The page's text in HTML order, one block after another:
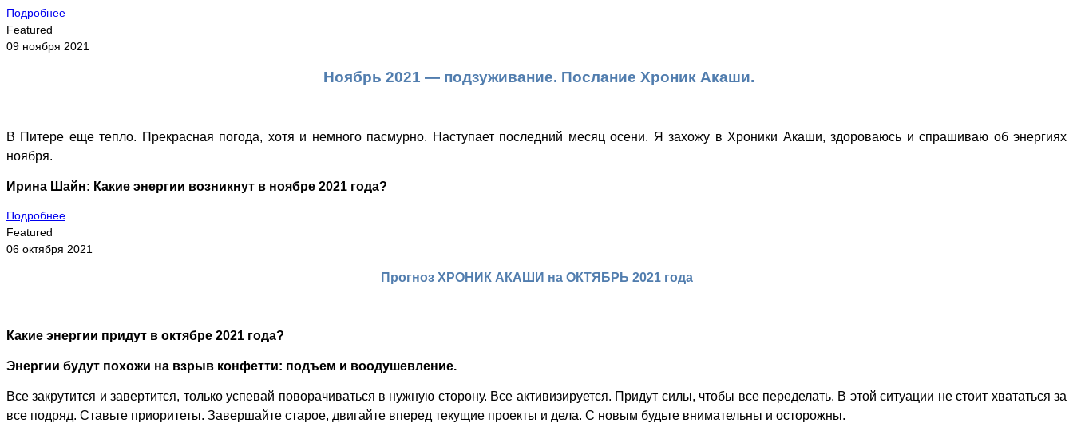
Подробнее
Featured
09 ноября 2021
Ноябрь 2021 — подзуживание. Послание Хроник Акаши.
В Питере еще тепло. Прекрасная погода, хотя и немного пасмурно. Наступает последний месяц осени. Я захожу в Хроники Акаши, здороваюсь и спрашиваю об энергиях
ноября.
Ирина Шайн: Какие энергии возникнут в ноябре 2021 года?
Подробнее
Featured
06 октября 2021
Прогноз ХРОНИК АКАШИ на ОКТЯБРЬ 2021 года
Какие энергии придут в октябре 2021 года?
Энергии будут похожи на взрыв конфетти: подъем и воодушевление.
Все закрутится и завертится, только успевай поворачиваться в нужную сторону. Все активизируется. Придут силы, чтобы все переделать. В этой ситуации не стоит хвататься за
все подряд. Ставьте приоритеты. Завершайте старое, двигайте вперед текущие проекты и дела. С новым будьте внимательны и осторожны.